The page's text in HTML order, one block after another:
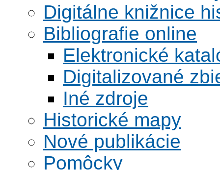
Digitálne knižnice
Bibliografie online
Elektronické
Digitalizované
Iné zdroje
Historické mapy
Nové publikácie
Pomôcky